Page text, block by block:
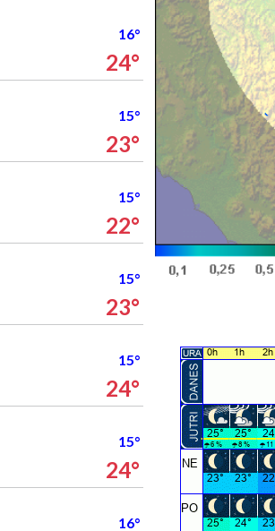
16°
24°
15°
23°
15°
22°
15°
23°
15°
24°
15°
24°
16°